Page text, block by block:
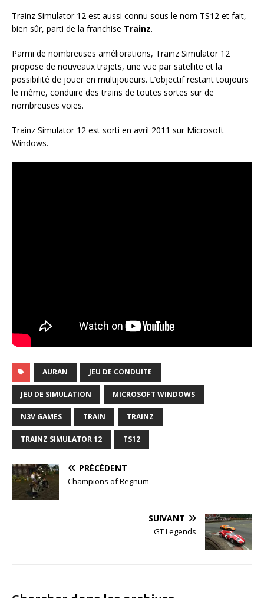
Trainz Simulator 12 est aussi connu sous le nom TS12 et fait,
bien sûr, parti de la franchise Trainz.
Parmi de nombreuses améliorations, Trainz Simulator 12
propose de nouveaux trajets, une vue par satellite et la
possibilité de jouer en multijoueurs. L’objectif restant toujours
le même, conduire des trains de toutes sortes sur de
nombreuses voies.
Trainz Simulator 12 est sorti en avril 2011 sur Microsoft
Windows.
AURAN JEU DE CONDUITE
JEU DE SIMULATION MICROSOFT WINDOWS
N3V GAMES TRAIN TRAINZ
TRAINZ SIMULATOR 12 TS12
PRÉCÉDENT
Champions of Regnum
SUIVANT
GT Legends